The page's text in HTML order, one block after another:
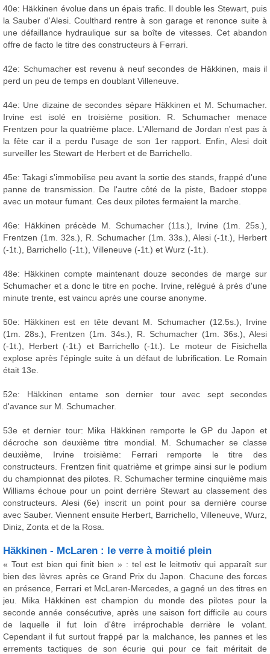
40e: Häkkinen évolue dans un épais trafic. Il double les Stewart, puis
la Sauber d'Alesi. Coulthard rentre à son garage et renonce suite à
une défaillance hydraulique sur sa boîte de vitesses. Cet abandon
offre de facto le titre des constructeurs à Ferrari.
42e: Schumacher est revenu à neuf secondes de Häkkinen, mais il
perd un peu de temps en doublant Villeneuve.
44e: Une dizaine de secondes sépare Häkkinen et M. Schumacher.
Irvine est isolé en troisième position. R. Schumacher menace
Frentzen pour la quatrième place. L'Allemand de Jordan n'est pas à
la fête car il a perdu l'usage de son 1er rapport. Enfin, Alesi doit
surveiller les Stewart de Herbert et de Barrichello.
45e: Takagi s'immobilise peu avant la sortie des stands, frappé d'une
panne de transmission. De l'autre côté de la piste, Badoer stoppe
avec un moteur fumant. Ces deux pilotes fermaient la marche.
46e: Häkkinen précède M. Schumacher (11s.), Irvine (1m. 25s.),
Frentzen (1m. 32s.), R. Schumacher (1m. 33s.), Alesi (-1t.), Herbert
(-1t.), Barrichello (-1t.), Villeneuve (-1t.) et Wurz (-1t.).
48e: Häkkinen compte maintenant douze secondes de marge sur
Schumacher et a donc le titre en poche. Irvine, relégué à près d'une
minute trente, est vaincu après une course anonyme.
50e: Häkkinen est en tête devant M. Schumacher (12.5s.), Irvine
(1m. 28s.), Frentzen (1m. 34s.), R. Schumacher (1m. 36s.), Alesi
(-1t.), Herbert (-1t.) et Barrichello (-1t.). Le moteur de Fisichella
explose après l'épingle suite à un défaut de lubrification. Le Romain
était 13e.
52e: Häkkinen entame son dernier tour avec sept secondes
d'avance sur M. Schumacher.
53e et dernier tour: Mika Häkkinen remporte le GP du Japon et
décroche son deuxième titre mondial. M. Schumacher se classe
deuxième, Irvine troisième: Ferrari remporte le titre des
constructeurs. Frentzen finit quatrième et grimpe ainsi sur le podium
du championnat des pilotes. R. Schumacher termine cinquième mais
Williams échoue pour un point derrière Stewart au classement des
constructeurs. Alesi (6e) inscrit un point pour sa dernière course
avec Sauber. Viennent ensuite Herbert, Barrichello, Villeneuve, Wurz,
Diniz, Zonta et de la Rosa.
Häkkinen - McLaren : le verre à moitié plein
« Tout est bien qui finit bien » : tel est le leitmotiv qui apparaît sur
bien des lèvres après ce Grand Prix du Japon. Chacune des forces
en présence, Ferrari et McLaren-Mercedes, a gagné un des titres en
jeu. Mika Häkkinen est champion du monde des pilotes pour la
seconde année consécutive, après une saison fort difficile au cours
de laquelle il fut loin d'être irréprochable derrière le volant.
Cependant il fut surtout frappé par la malchance, les pannes et les
errements tactiques de son écurie qui pour ce fait méritait de